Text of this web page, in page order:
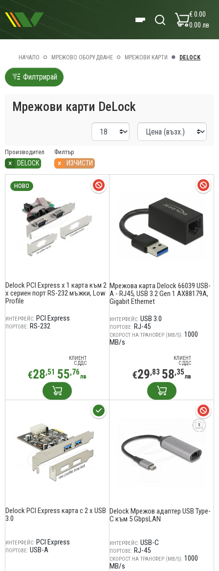
€ 0.00
0.00 лв
НАЧАЛО МРЕЖОВО ОБОРУДВАНЕ МРЕЖОВИ КАРТИ DELOCK
Филтрирай
Мрежови карти DeLock
Производител
× DELOCK
Филтър
× ИЗЧИСТИ
НОВО
Delock PCI Express х 1 карта към 2
x сериен порт RS-232 мъжки, Low
Profile
ИНТЕРФЕЙС: PCI Express
ПОРТОВЕ: RS-232
КЛИЕНТ
С ДДС
€28,51 55,76лв
Мрежова карта Delock 66039 USB-
A - RJ45, USB 3.2 Gen 1 AX88179A,
Gigabit Ethernet
ИНТЕРФЕЙС: USB 3.0
ПОРТОВЕ: RJ-45
СКОРОСТ НА ТРАНСФЕР (MB/S): 1000
MB/s
КЛИЕНТ
С ДДС
€29,83 58,35лв
Delock PCI Express карта с 2 x USB
3.0
ИНТЕРФЕЙС: PCI Express
ПОРТОВЕ: USB-A
Delock Мрежов адаптер USB Type-
C към 5 GbpsLAN
ИНТЕРФЕЙС: USB-C
ПОРТОВЕ: RJ-45
СКОРОСТ НА ТРАНСФЕР (MB/S): 1000
MB/s